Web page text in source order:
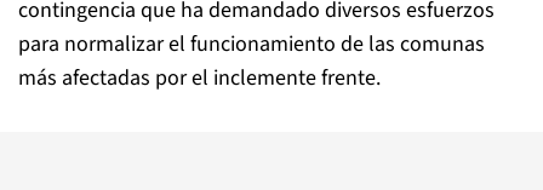
contingencia que ha demandado diversos esfuerzos
para normalizar el funcionamiento de las comunas
más afectadas por el inclemente frente.